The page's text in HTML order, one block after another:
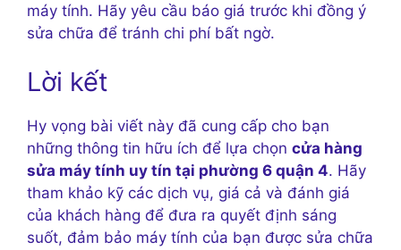
máy tính. Hãy yêu cầu báo giá trước khi đồng ý
sửa chữa để tránh chi phí bất ngờ.
Lời kết
Hy vọng bài viết này đã cung cấp cho bạn
những thông tin hữu ích để lựa chọn cửa hàng
sửa máy tính uy tín tại phường 6 quận 4. Hãy
tham khảo kỹ các dịch vụ, giá cả và đánh giá
của khách hàng để đưa ra quyết định sáng
suốt, đảm bảo máy tính của bạn được sửa chữa